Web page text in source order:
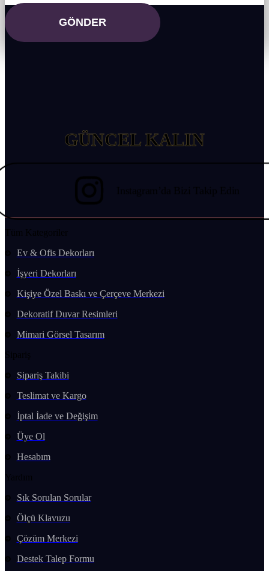
GÖNDER
BİZİ TAKİP
GÜNCEL KALIN
Instagram’da Bizi Takip Edin
Tüm Kategoriler
Ev & Ofis Dekorları
İşyeri Dekorları
Kişiye Özel Baskı ve Çerçeve Merkezi
Dekoratif Duvar Resimleri
Mimari Görsel Tasarım
Sipariş
Sipariş Takibi
Teslimat ve Kargo
İptal İade ve Değişim
Üye Ol
Hesabım
Yardım
Sık Sorulan Sorular
Ölçü Klavuzu
Çözüm Merkezi
Destek Talep Formu